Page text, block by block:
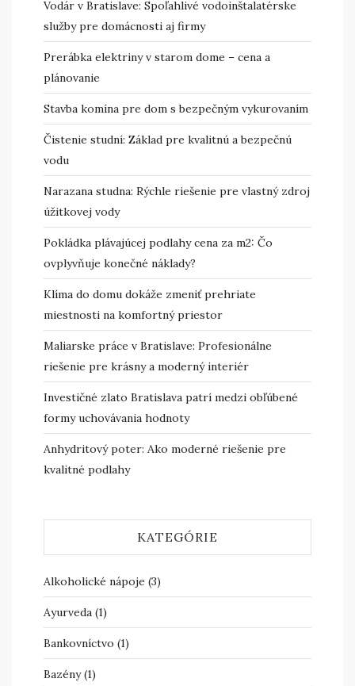
Vodár v Bratislave: Spoľahlivé vodoinštalatérske
služby pre domácnosti aj firmy
Prerábka elektriny v starom dome – cena a
plánovanie
Stavba komína pre dom s bezpečným vykurovaním
Čistenie studní: Základ pre kvalitnú a bezpečnú
vodu
Narazana studna: Rýchle riešenie pre vlastný zdroj
úžitkovej vody
Pokládka plávajúcej podlahy cena za m2: Čo
ovplyvňuje konečné náklady?
Klíma do domu dokáže zmeniť prehriate
miestnosti na komfortný priestor
Maliarske práce v Bratislave: Profesionálne
riešenie pre krásny a moderný interiér
Investičné zlato Bratislava patrí medzi obľúbené
formy uchovávania hodnoty
Anhydritový poter: Ako moderné riešenie pre
kvalitné podlahy
KATEGÓRIE
Alkoholické nápoje (3)
Ayurveda (1)
Bankovníctvo (1)
Bazény(1)